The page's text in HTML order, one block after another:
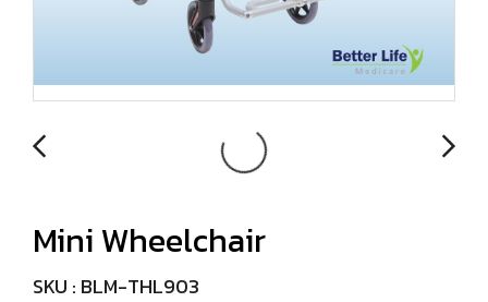
Mini Wheelchair
SKU : BLM-THL903